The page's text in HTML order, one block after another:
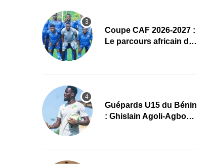
Coupe CAF 2026-2027 :
Le parcours africain de
Guépards U15 du Bénin
: Ghislain Agoli-Agbo